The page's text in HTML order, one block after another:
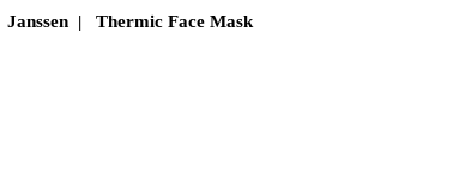
Janssen | Thermic Face Mask